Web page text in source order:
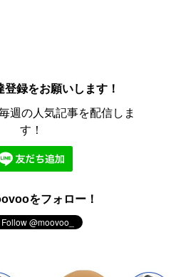
登録をお願いします！
週の人気記事を配信しま
す！
をフォロー！